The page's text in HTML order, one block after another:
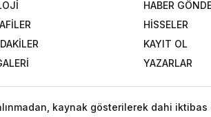
HABER
HİSSELER
KAYIT OL
YAZARLAR
kaynak gösterilerek dahi iktibas